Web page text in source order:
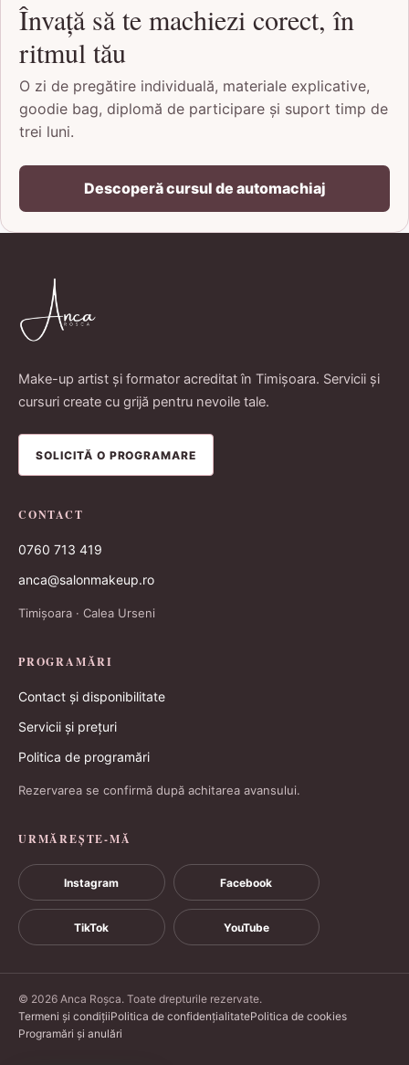
Învață să te machiezi corect, în
ritmul tău
O zi de pregătire individuală, materiale explicative,
goodie bag, diplomă de participare și suport timp de
trei luni.
Descoperă cursul de automachiaj
Make-up artist și formator acreditat în Timișoara. Servicii și
cursuri create cu grijă pentru nevoile tale.
SOLICITĂ O PROGRAMARE
CONTACT
0760 713 419
anca@salonmakeup.ro
Timișoara · Calea Urseni
PROGRAMĂRI
Contact și disponibilitate
Servicii și prețuri
Politica de programări
Rezervarea se confirmă după achitarea avansului.
URMĂREȘTE-MĂ
Instagram Facebook
TikTok YouTube
© 2026 Anca Roșca. Toate drepturile rezervate.
Termeni și condițiiPolitica de confidențialitatePolitica de cookies
Programări și anulări